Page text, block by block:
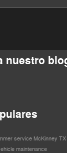
nuestro
service McKinney TX
maintenance